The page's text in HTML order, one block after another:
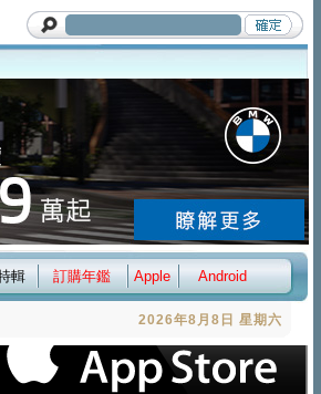
輯 訂購年鑑 Apple Android
2026年8月8日 星期六